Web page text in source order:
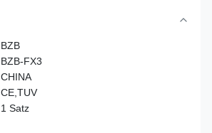
BZB
BZB-FX3
CHINA
CE,TUV
1 Satz